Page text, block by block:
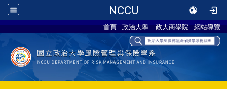
NCCU
首頁 政治大學 政大商學院 網站導覽